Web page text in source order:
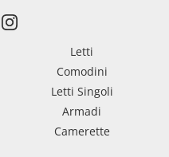
Letti
Comodini
Letti Singoli
Armadi
Camerette